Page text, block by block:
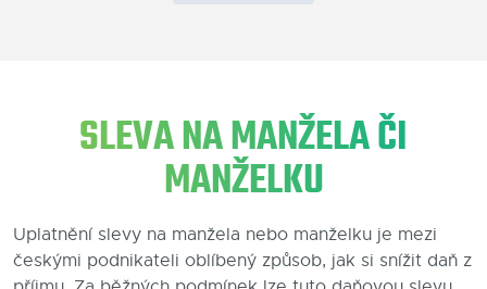
Kontakty
SLEVA NA MANŽELA ČI
MANŽELKU
Uplatnění slevy na manžela nebo manželku je mezi
českými podnikateli oblíbený způsob, jak si snížit daň z